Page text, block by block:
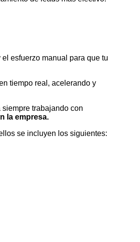
el esfuerzo manual para que tu
tiempo real, acelerando y
trabajando con
la empresa.
se incluyen los siguientes: